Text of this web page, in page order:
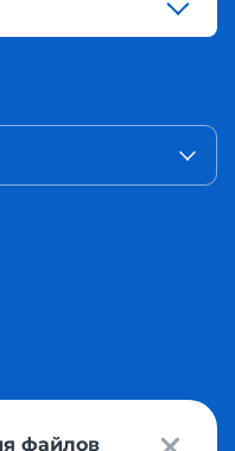
покупок с интернет
файлов